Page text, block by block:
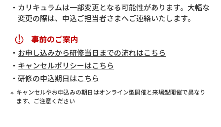
カリキュラムは一部変更となる可能性があります。大幅な
変更の際は、申込ご担当者さまへご連絡いたします。
事前のご案内
お申し込みから研修当日までの流れはこちら
キャンセルポリシーはこちら
研修の申込期日はこちら
キャンセルやお申込みの期日はオンライン型開催と来場型開催で異なり
ます、ご注意ください